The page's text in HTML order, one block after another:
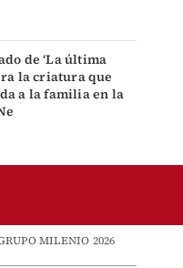
de ‘La última
la criatura que
a la familia en la
MILENIO 2026